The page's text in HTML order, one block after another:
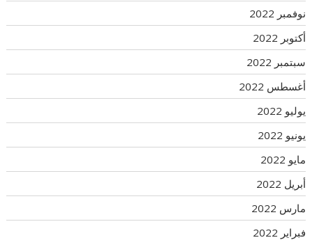
نوفمبر 2022
أكتوبر 2022
سبتمبر 2022
أغسطس 2022
يوليو 2022
يونيو 2022
مايو 2022
أبريل 2022
مارس 2022
فبراير 2022